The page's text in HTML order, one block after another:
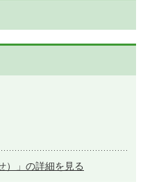
）」の詳細を見る